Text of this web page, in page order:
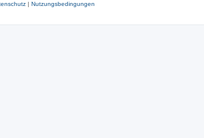
| Nutzungsbedingungen